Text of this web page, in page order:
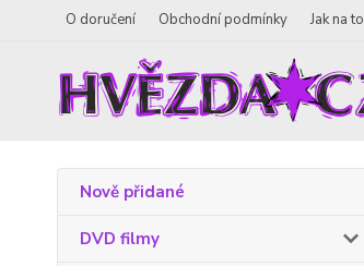
O doručení Obchodní podmínky Jak na to
Nově přidané
DVD filmy